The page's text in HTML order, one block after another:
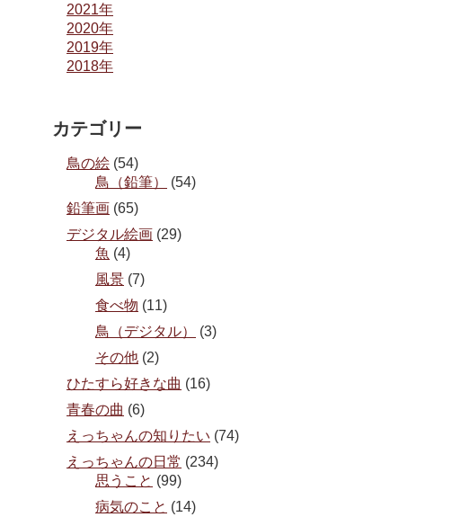
2021年
2020年
2019年
2018年
カテゴリー
鳥の絵 (54)
鳥（鉛筆）
(54)
鉛筆画 (65)
デジタル絵画 (29)
魚 (4)
風景 (7)
食べ物 (11)
鳥（デジタル）
(3)
その他 (2)
ひたすら好きな曲 (16)
青春の曲 (6)
えっちゃんの知りたい (74)
えっちゃんの日常 (234)
思うこと (99)
病気のこと (14)